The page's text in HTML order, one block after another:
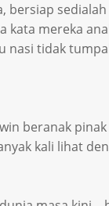
bersiap
kata mereka
nasi tidak
beranak
kali lihat